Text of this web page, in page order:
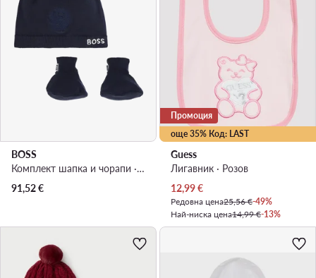
BOSS
Комплект шапка и чорапи · Тъмносин
91,52€
още 35% Код: LAST
Промоция
Guess
Лигавник · Розов
Актуална цена
12,99€
Редовна цена25,56 €-49%
Най-ниска цена14,99 €-13%